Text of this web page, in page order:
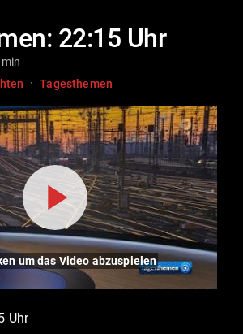
22:15 Uhr
· Tagesthemen
um das Video abzuspielen
Uhr